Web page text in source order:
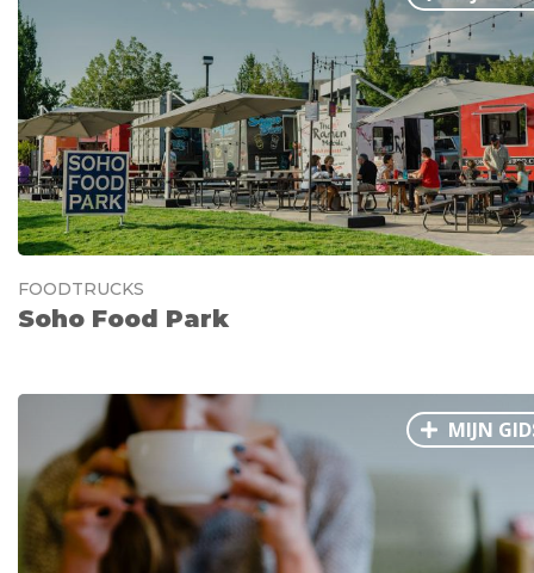
FOODTRUCKS
Soho Food Park
MIJN